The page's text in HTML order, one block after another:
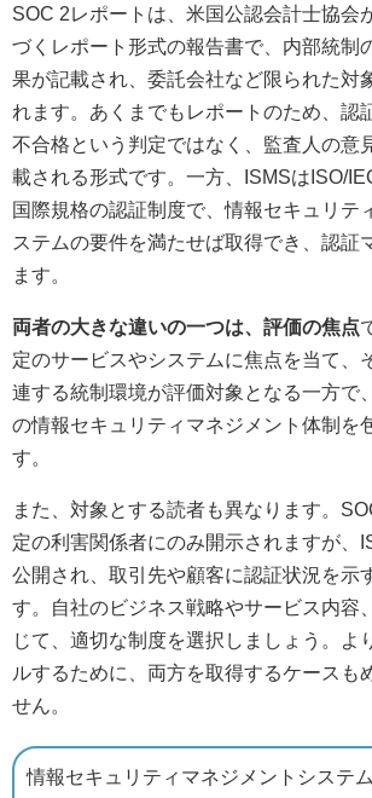
SOC 2レポートは、米国公認会計士協会
づくレポート形式の報告書で、内部統制
果が記載され、委託会社など限られた対
れます。あくまでもレポートのため、認
不合格という判定ではなく、監査人の意
載される形式です。一方、ISMSはISO/
国際規格の認証制度で、情報セキュリテ
ステムの要件を満たせば取得でき、認証
ます。
両者の大きな違いの一つは、評価の焦点
定のサービスやシステムに焦点を当て、
連する統制環境が評価対象となる一方で
の情報セキュリティマネジメント体制を
す。
また、対象とする読者も異なります。
定の利害関係者にのみ開示されますが、
公開され、取引先や顧客に認証状況を示
す。自社のビジネス戦略やサービス内容
じて、適切な制度を選択しましょう。よ
ルするために、両方を取得するケースも
せん。
情報セキュリティマネジメントシステ